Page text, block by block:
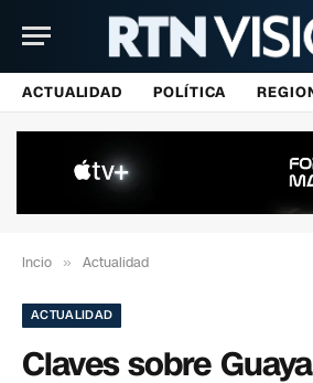
ACTUALIDAD POLÍTICA
Incio » Actualidad
ACTUALIDAD
Claves sobre